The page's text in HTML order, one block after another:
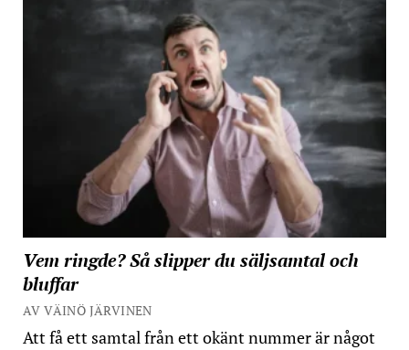
Vem ringde? Så slipper du säljsamtal och
bluffar
AV VÄINÖ JÄRVINEN
Att få ett samtal från ett okänt nummer är något